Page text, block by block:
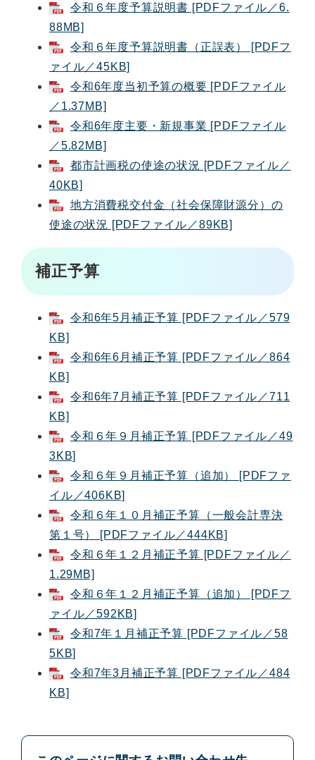
令和６年度予算説明書 [PDFファイル／6.
88MB]
令和６年度予算説明書（正誤表） [PDFフ
ァイル／45KB]
令和6年度当初予算の概要 [PDFファイル
／1.37MB]
令和6年度主要・新規事業 [PDFファイル
／5.82MB]
都市計画税の使途の状況 [PDFファイル／
40KB]
地方消費税交付金（社会保障財源分）の
使途の状況 [PDFファイル／89KB]
補正予算
令和6年5月補正予算 [PDFファイル／579
KB]
令和6年6月補正予算 [PDFファイル／864
KB]
令和6年7月補正予算 [PDFファイル／711
KB]
令和６年９月補正予算 [PDFファイル／49
3KB]
令和６年９月補正予算（追加） [PDFファ
イル／406KB]
令和６年１０月補正予算（一般会計専決
第１号） [PDFファイル／444KB]
令和６年１２月補正予算 [PDFファイル／
1.29MB]
令和６年１２月補正予算（追加） [PDFフ
ァイル／592KB]
令和7年１月補正予算 [PDFファイル／58
5KB]
令和7年3月補正予算 [PDFファイル／484
KB]